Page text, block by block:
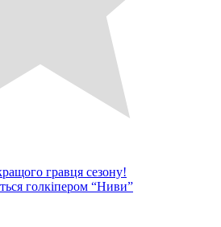
гравця сезону!
голкіпером “Ниви”